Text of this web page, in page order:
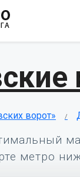
ворот»
метро